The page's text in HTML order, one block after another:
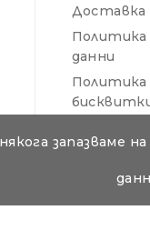
запазваме
Доставка
Политика
данни
Политика